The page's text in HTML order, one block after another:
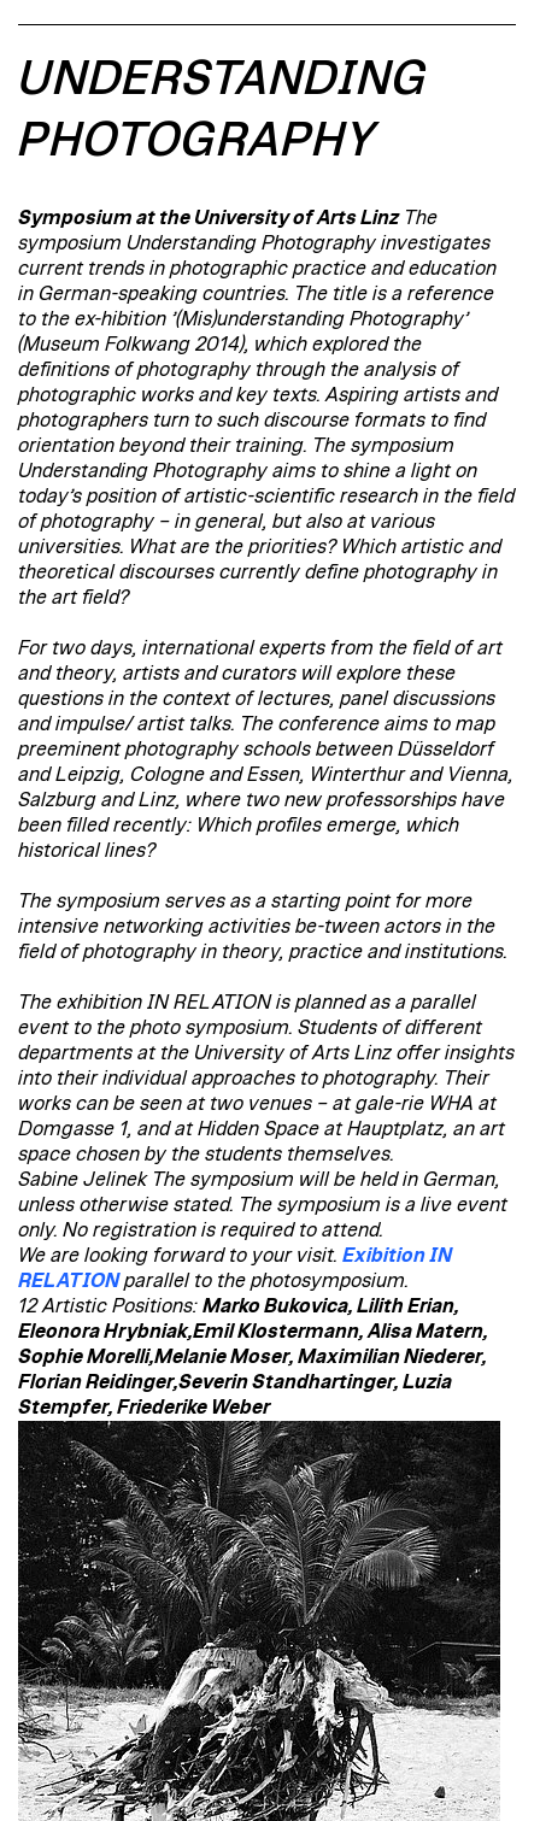
UNDERSTANDING
PHOTOGRAPHY
Symposium at the University of Arts Linz The
symposium Understanding Photography investigates
current trends in photographic practice and education
in German-speaking countries. The title is a reference
to the ex-hibition ’(Mis)understanding Photography’
(Museum Folkwang 2014), which explored the
definitions of photography through the analysis of
photographic works and key texts. Aspiring artists and
photographers turn to such discourse formats to find
orientation beyond their training. The symposium
Understanding Photography aims to shine a light on
today’s position of artistic-scientific research in the field
of photography – in general, but also at various
universities. What are the priorities? Which artistic and
theoretical discourses currently define photography in
the art field?
For two days, international experts from the field of art
and theory, artists and curators will explore these
questions in the context of lectures, panel discussions
and impulse/ artist talks. The conference aims to map
preeminent photography schools between Düsseldorf
and Leipzig, Cologne and Essen, Winterthur and Vienna,
Salzburg and Linz, where two new professorships have
been filled recently: Which profiles emerge, which
historical lines?
The symposium serves as a starting point for more
intensive networking activities be-tween actors in the
field of photography in theory, practice and institutions.
The exhibition IN RELATION is planned as a parallel
event to the photo symposium. Students of different
departments at the University of Arts Linz offer insights
into their individual approaches to photography. Their
works can be seen at two venues – at gale-rie WHA at
Domgasse 1, and at Hidden Space at Hauptplatz, an art
space chosen by the students themselves.
Sabine Jelinek The symposium will be held in German,
unless otherwise stated. The symposium is a live event
only. No registration is required to attend.
We are looking forward to your visit. Exibition IN
RELATIONparallel to the photosymposium.
12 Artistic Positions: Marko Bukovica, Lilith Erian,
Eleonora Hrybniak,Emil Klostermann, Alisa Matern,
Sophie Morelli,Melanie Moser, Maximilian Niederer,
Florian Reidinger,Severin Standhartinger, Luzia
Stempfer, Friederike Weber